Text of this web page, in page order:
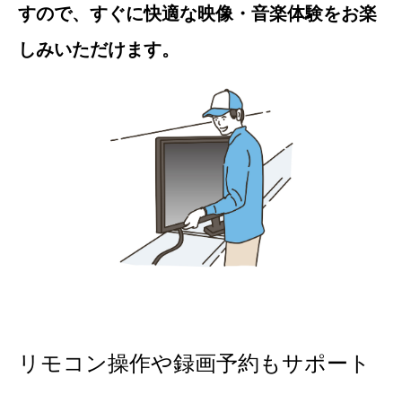
すので、すぐに快適な映像・音楽体験をお楽
しみいただけます。
リモコン操作や録画予約もサポート